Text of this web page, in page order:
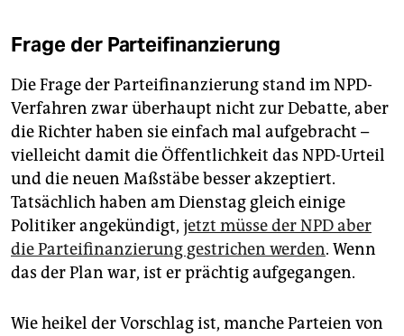
Frage der Parteifinanzierung
Die Frage der Parteifinanzierung stand im NPD-
Verfahren zwar überhaupt nicht zur Debatte, aber
die Richter haben sie einfach mal aufgebracht –
vielleicht damit die Öffentlichkeit das NPD-Urteil
und die neuen Maßstäbe besser akzeptiert.
Tatsächlich haben am Dienstag gleich einige
Politiker angekündigt, jetzt müsse der NPD aber
die Parteifinanzierung gestrichen werden. Wenn
das der Plan war, ist er prächtig aufgegangen.
Wie heikel der Vorschlag ist, manche Parteien von